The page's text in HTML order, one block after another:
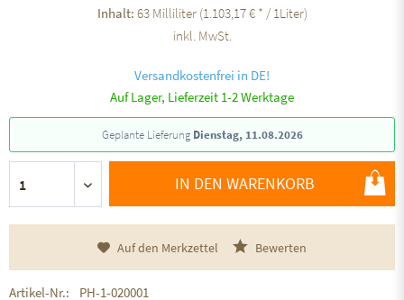
Inhalt: 63 Milliliter (1.103,17 € * / 1Liter)
inkl. MwSt.
Versandkostenfrei in DE!
Auf Lager, Lieferzeit 1-2 Werktage
Geplante Lieferung Dienstag, 11.08.2026
IN DEN WARENKORB
Auf den Merkzettel Bewerten
Artikel-Nr.:
PH-1-020001